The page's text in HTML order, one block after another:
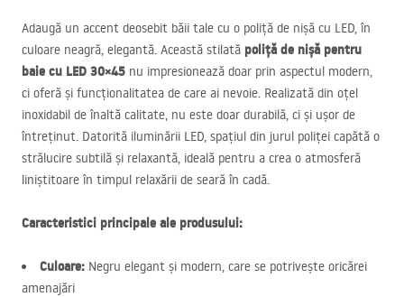
Adaugă un accent deosebit băii tale cu o poliță de nișă cu LED, în
culoare neagră, elegantă. Această stilată poliță de nișă pentru
baie cu LED 30×45 nu impresionează doar prin aspectul modern,
ci oferă și funcționalitatea de care ai nevoie. Realizată din oțel
inoxidabil de înaltă calitate, nu este doar durabilă, ci și ușor de
întreținut. Datorită iluminării LED, spațiul din jurul poliței capătă o
strălucire subtilă și relaxantă, ideală pentru a crea o atmosferă
liniștitoare în timpul relaxării de seară în cadă.
Caracteristici principale ale produsului:
Culoare: Negru elegant și modern, care se potrivește oricărei
amenajări